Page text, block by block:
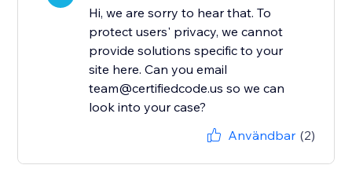
Hi, we are sorry to hear that. To
protect users' privacy, we cannot
provide solutions specific to your
site here. Can you email
team@certifiedcode.us so we can
look into your case?
Användbar (2)